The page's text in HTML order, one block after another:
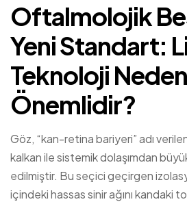
Oftalmolojik
Yeni Standart:
Teknoloji Neden
Önemlidir?
Göz, “kan-retina bariyeri” adı
kalkan ile sistemik dolaşımdan
edilmiştir. Bu seçici geçirgen
içindeki hassas sinir ağını kandaki